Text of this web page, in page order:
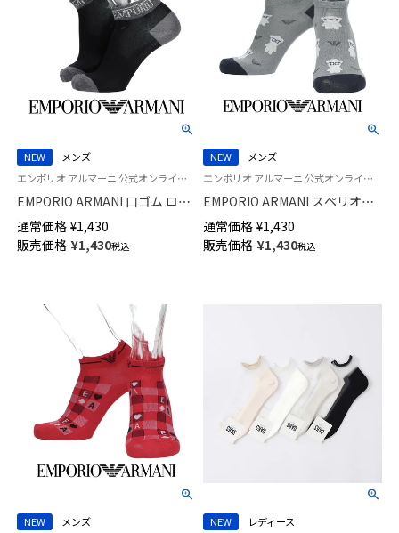
NEW
メンズ
エンポリオ アルマーニ 公式オンラインショップ 紳士 靴下
EMPORIO ARMANI 口ゴム ロゴ
ショート丈 カジュアル ソック
ス メンズ 02322397
通常価格 ¥1,430
販売価格 ¥1,430税込
NEW
メンズ
エンポリオ アルマーニ 公式オンラインショップ 紳士 靴下
EMPORIO ARMANI スペリオー
ルピマ綿混 マンガベア＆イーグ
ル スニーカー丈 カジュアル ソ
ックス メンズ 02322396
通常価格 ¥1,430
販売価格 ¥1,430税込
NEW
メンズ
NEW
レディース